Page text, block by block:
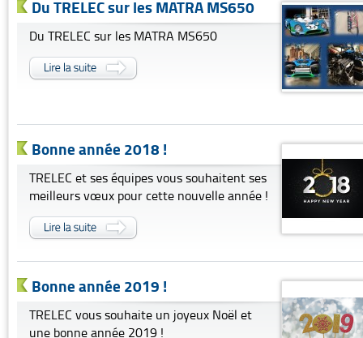
Du TRELEC sur les MATRA MS650
Du TRELEC sur les MATRA MS650
Bonne année 2018 !
TRELEC et ses équipes vous souhaitent ses
meilleurs vœux pour cette nouvelle année !
Bonne année 2019 !
TRELEC vous souhaite un joyeux Noël et
une bonne année 2019 !